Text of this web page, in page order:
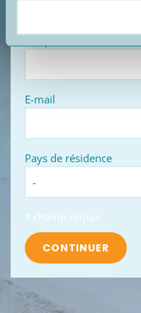
E-mail
Pays de résidence
* champ requis
CONTINUER